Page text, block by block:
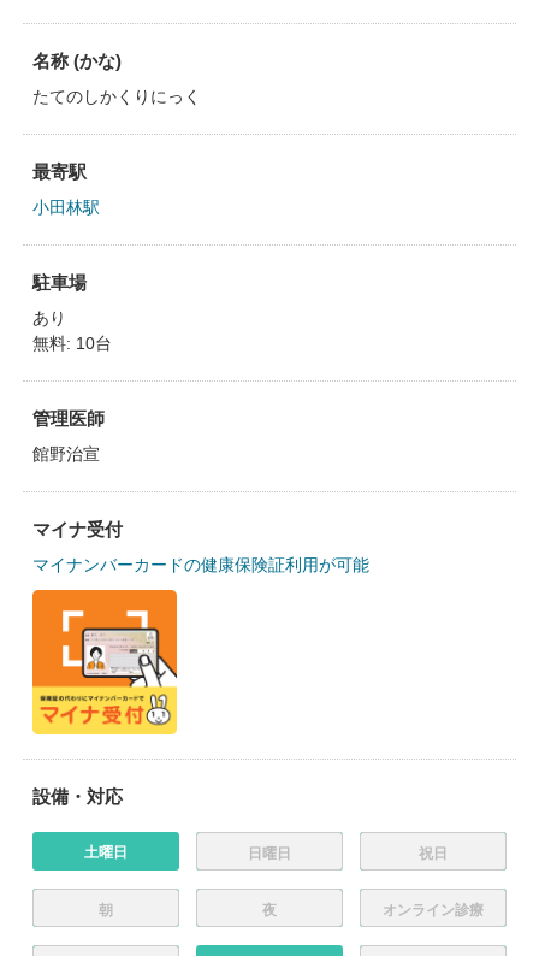
名称 (かな)
たてのしかくりにっく
最寄駅
小田林駅
駐車場
あり
無料: 10台
管理医師
館野治宣
マイナ受付
マイナンバーカードの健康保険証利用が可能
設備・対応
土曜日 日曜日 祝日
朝 夜 オンライン診療